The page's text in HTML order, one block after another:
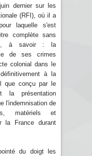
dernier sur les
(RFI), où il a
laquelle s'est
complète sans
à savoir : la
de ses crimes
colonial dans le
à la
que conçu par le
la présentation
l'indemnisation de
matériels et
la France durant
du doigt les